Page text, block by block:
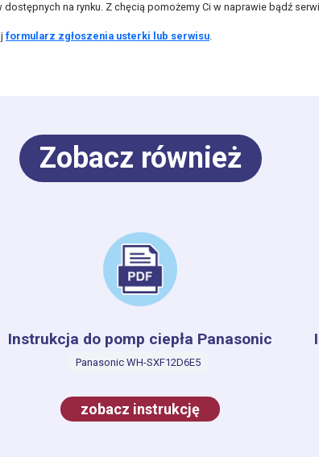
na rynku. Z chęcią pomożemy Ci w naprawie bądź
formularz zgłoszenia usterki lub serwisu.
Zobacz również
Instrukcja do pomp ciepła Panasonic
Panasonic WH-SXF12D6E5
zobacz instrukcję